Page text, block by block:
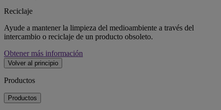
Reciclaje
Ayude a mantener la limpieza del medioambiente a través del
intercambio o reciclaje de un producto obsoleto.
Obtener más información
Volver al principio
Productos
Productos